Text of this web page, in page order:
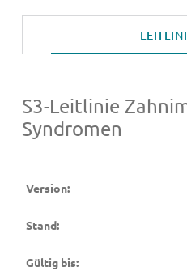
S3-Leitlinie
Syndromen
Version:
Stand:
Gültig bis: